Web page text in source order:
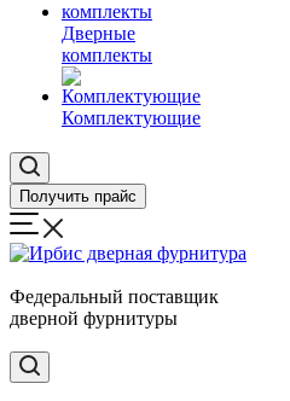
Дверные
комплекты
Комплектующие
Получить прайс
Федеральный поставщик
дверной фурнитуры